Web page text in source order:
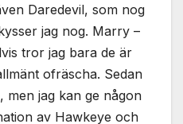
Daredevil, som nog
jag nog. Marry –
tror jag bara de är
ofräscha. Sedan
men jag kan ge någon
av Hawkeye och